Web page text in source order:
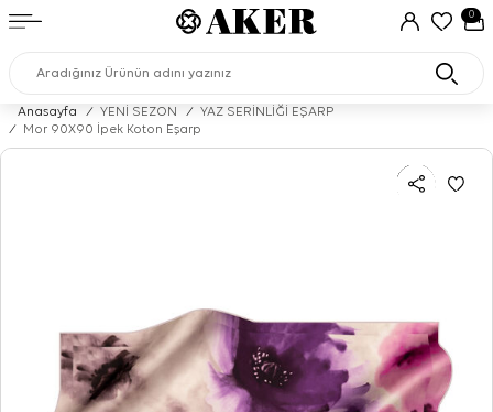
0
Anasayfa / YENİ SEZON /
YAZ SERİNLİĞİ EŞARP
/
Mor 90X90 İpek Koton Eşarp